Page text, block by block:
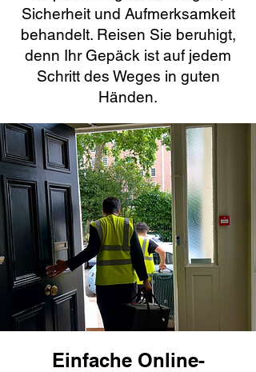
Sicherheit und Aufmerksamkeit
behandelt. Reisen Sie beruhigt,
denn Ihr Gepäck ist auf jedem
Schritt des Weges in guten
Händen.
Einfache Online-